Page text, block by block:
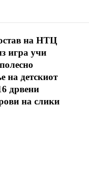
на НТЦ
игра учи
на детскиот
дрвени
на слики